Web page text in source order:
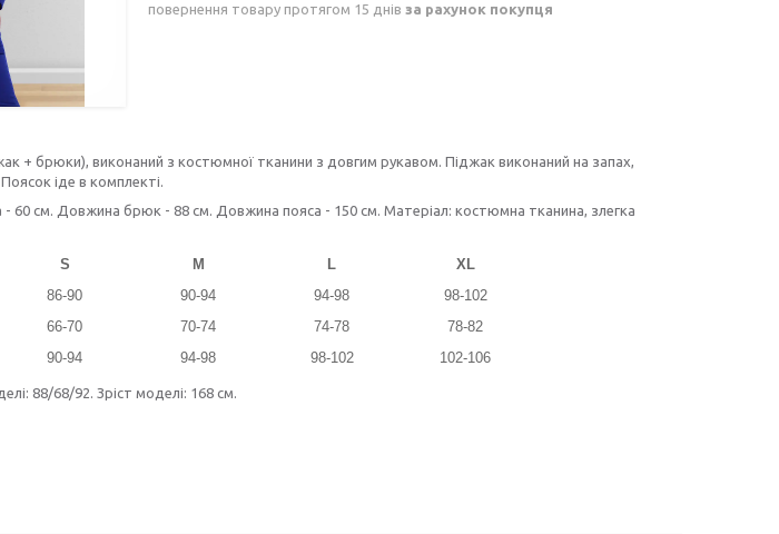
повернення товару протягом 15 днів за рахунок покупця
+ брюки), виконаний з костюмної тканини з довгим рукавом. Піджак виконаний на запах,
іде в комплекті.
60 см. Довжина брюк - 88 см. Довжина пояса - 150 см. Матеріал: костюмна тканина, злегка
S M L
XL
86-90 90-94 94-98
98-102
66-70 70-74 74-78
78-82
90-94 94-98 98-102 102-106
88/68/92. Зріст моделі: 168 см.